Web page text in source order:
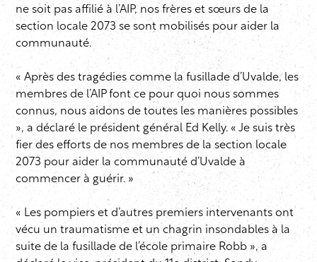
ne soit pas affilié à l’AIP, nos frères et sœurs de la
section locale 2073 se sont mobilisés pour aider la
communauté.
« Après des tragédies comme la fusillade d’Uvalde, les
membres de l’AIP font ce pour quoi nous sommes
connus, nous aidons de toutes les manières possibles
», a déclaré le président général Ed Kelly. « Je suis très
fier des efforts de nos membres de la section locale
2073 pour aider la communauté d’Uvalde à
commencer à guérir. »
« Les pompiers et d’autres premiers intervenants ont
vécu un traumatisme et un chagrin insondables à la
suite de la fusillade de l’école primaire Robb », a